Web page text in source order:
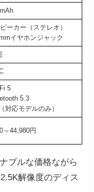
ーカー（ステレオ）
イヤホンジャック
5
5.3
対応モデルのみ）
～44,980円
ブルな価格ながら
解像度のディス